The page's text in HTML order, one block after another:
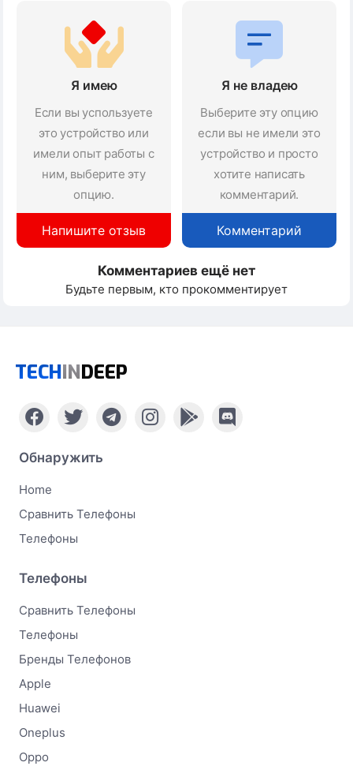
Я имею
Если вы успользуете
это устройство или
имели опыт работы с
ним, выберите эту
опцию.
Напишите отзыв
Я не владею
Выберите эту опцию
если вы не имели это
устройство и просто
хотите написать
комментарий.
Комментарий
Комментариев ещё нет
Будьте первым, кто прокомментирует
TECHINDEEP
Обнаружить
Home
Сравнить Телефоны
Телефоны
Телефоны
Сравнить Телефоны
Телефоны
Бренды Телефонов
Apple
Huawei
Oneplus
Oppo